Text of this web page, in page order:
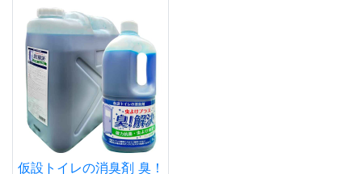
仮設トイレの消臭剤 臭！